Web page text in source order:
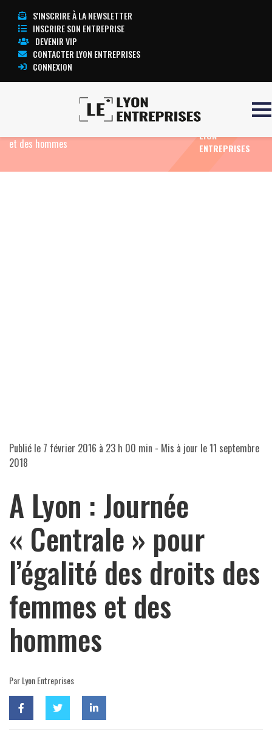
S'INSCRIRE À LA NEWSLETTER
INSCRIRE SON ENTREPRISE
DEVENIR VIP
CONTACTER LYON ENTREPRISES
CONNEXION
Agenda
A Lyon : Journée
et des hommes
TOUTE
L’ACTUALITÉ
LYON
ENTREPRISES
Publié le 7 février 2016 à 23 h 00 min - Mis à jour le11 septembre
2018
A Lyon : Journée
« Centrale » pour
l’égalité des droits des
femmes et des
hommes
Par Lyon Entreprises